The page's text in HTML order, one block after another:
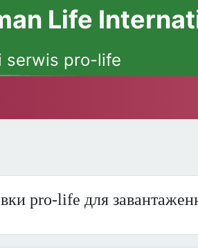
Life
serwis pro-life
pro-life для